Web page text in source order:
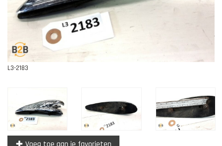
Contact
L3-2183